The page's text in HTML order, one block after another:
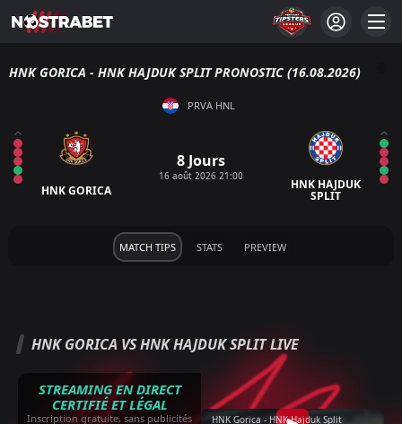
HNK GORICA - HNK HAJDUK SPLIT PRONOSTIC (16.08.2026)
PRVA HNL
HNK GORICA
8 Jours
16 août 2026 21:00
HNK HAJDUK
SPLIT
MATCH TIPS STATS PREVIEW
HNK GORICA VS HNK HAJDUK SPLIT LIVE
STREAMING EN DIRECT
CERTIFIÉ ET LÉGAL
Inscription gratuite, sans publicités HNK Gorica - HNK Hajduk Split